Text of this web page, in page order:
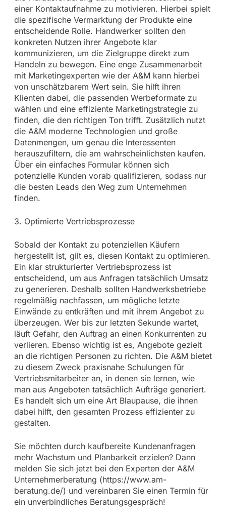
einer Kontaktaufnahme zu motivieren. Hierbei spielt
die spezifische Vermarktung der Produkte eine
entscheidende Rolle. Handwerker sollten den
konkreten Nutzen ihrer Angebote klar
kommunizieren, um die Zielgruppe direkt zum
Handeln zu bewegen. Eine enge Zusammenarbeit
mit Marketingexperten wie der A&M kann hierbei
von unschätzbarem Wert sein. Sie hilft ihren
Klienten dabei, die passenden Werbeformate zu
wählen und eine effiziente Marketingstrategie zu
finden, die den richtigen Ton trifft. Zusätzlich nutzt
die A&M moderne Technologien und große
Datenmengen, um genau die Interessenten
herauszufiltern, die am wahrscheinlichsten kaufen.
Über ein einfaches Formular können sich
potenzielle Kunden vorab qualifizieren, sodass nur
die besten Leads den Weg zum Unternehmen
finden.
3. Optimierte Vertriebsprozesse
Sobald der Kontakt zu potenziellen Käufern
hergestellt ist, gilt es, diesen Kontakt zu optimieren.
Ein klar strukturierter Vertriebsprozess ist
entscheidend, um aus Anfragen tatsächlich Umsatz
zu generieren. Deshalb sollten Handwerksbetriebe
regelmäßig nachfassen, um mögliche letzte
Einwände zu entkräften und mit ihrem Angebot zu
überzeugen. Wer bis zur letzten Sekunde wartet,
läuft Gefahr, den Auftrag an einen Konkurrenten zu
verlieren. Ebenso wichtig ist es, Angebote gezielt
an die richtigen Personen zu richten. Die A&M bietet
zu diesem Zweck praxisnahe Schulungen für
Vertriebsmitarbeiter an, in denen sie lernen, wie
man aus Angeboten tatsächlich Aufträge generiert.
Es handelt sich um eine Art Blaupause, die ihnen
dabei hilft, den gesamten Prozess effizienter zu
gestalten.
Sie möchten durch kaufbereite Kundenanfragen
mehr Wachstum und Planbarkeit erzielen? Dann
melden Sie sich jetzt bei den Experten der A&M
Unternehmerberatung (https://www.am-
beratung.de/) und vereinbaren Sie einen Termin für
ein unverbindliches Beratungsgespräch!